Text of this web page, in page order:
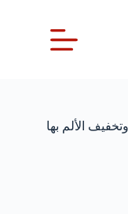
الألم بها